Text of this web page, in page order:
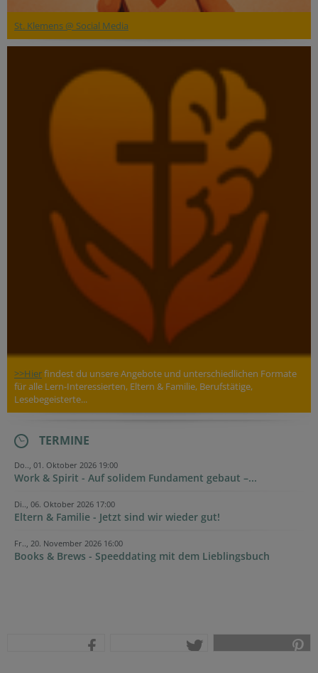
St. Klemens @ Social Media
>>Hierfindest du unsere Angebote und unterschiedlichen Formate
für alle Lern-Interessierten, Eltern & Familie, Berufstätige,
Lesebegeisterte...
TERMINE
Do.., 01. Oktober 2026 19:00
Work & Spirit - Auf solidem Fundament gebaut –...
Di.., 06. Oktober 2026 17:00
Eltern & Familie - Jetzt sind wir wieder gut!
Fr.., 20. November 2026 16:00
Books & Brews - Speeddating mit dem Lieblingsbuch